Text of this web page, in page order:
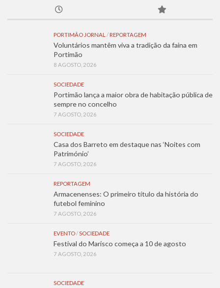
PORTIMÃO JORNAL / REPORTAGEM
Voluntários mantêm viva a tradição da faina em
Portimão
8 AGOSTO, 2026
SOCIEDADE
Portimão lança a maior obra de habitação pública de
sempre no concelho
7 AGOSTO, 2026
SOCIEDADE
Casa dos Barreto em destaque nas ‘Noites com
Património’
7 AGOSTO, 2026
REPORTAGEM
Armacenenses: O primeiro título da história do
futebol feminino
7 AGOSTO, 2026
EVENTO/SOCIEDADE
Festival do Marisco começa a 10 de agosto
7 AGOSTO, 2026
SOCIEDADE